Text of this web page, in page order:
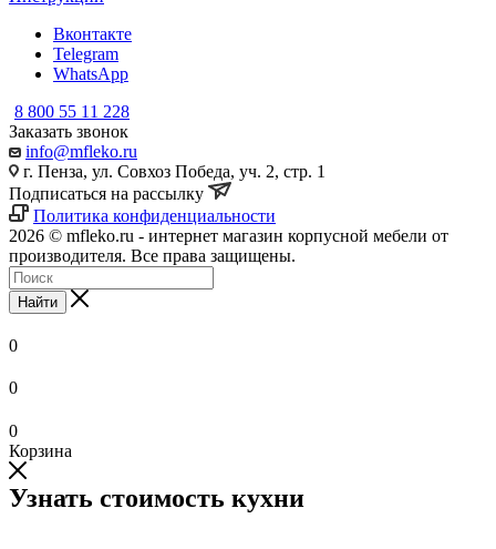
Вконтакте
Telegram
WhatsApp
8 800 55 11 228
Заказать звонок
info@mfleko.ru
г. Пенза, ул. Совхоз Победа, уч. 2, стр. 1
Подписаться на рассылку
Политика конфиденциальности
2026 © mfleko.ru - интернет магазин корпусной мебели от
производителя. Все права защищены.
Найти
0
0
0
Корзина
Узнать стоимость кухни